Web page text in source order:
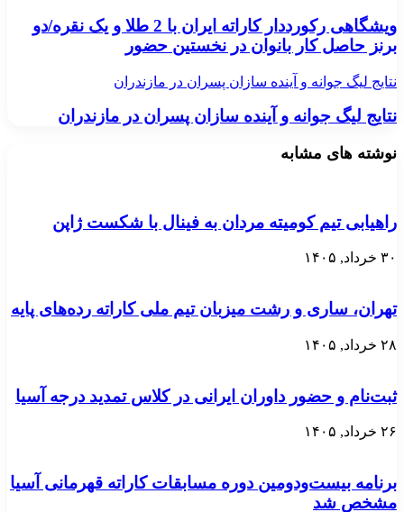
ویشگاهی رکورددار کاراته ایران با 2 طلا و یک نقره/دو
برنز حاصل کار بانوان در نخستین حضور
نتایج لیگ جوانه و آینده سازان پسران در مازندران
نتایج لیگ جوانه و آینده سازان پسران در مازندران
نوشته های مشابه
راهیابی تیم کومیته مردان به فینال با شکست ژاپن
۳۰ خرداد, ۱۴۰۵
تهران، ساری و رشت میزبان تیم ملی کاراته رده‌های پایه
۲۸ خرداد, ۱۴۰۵
ثبت‌نام و حضور داوران ایرانی در کلاس تمدید درجه آسیا
۲۶ خرداد, ۱۴۰۵
برنامه بیست‌ودومین دوره مسابقات کاراته قهرمانی آسیا
مشخص شد